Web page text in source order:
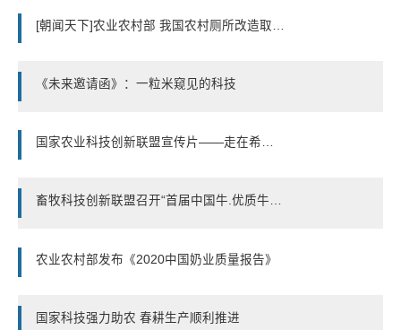
《未来邀请函》：一粒米窥见的科技
国家农业科技创新联盟宣传片——走在希望的田野上
畜牧科技创新联盟召开“首届中国牛.优质牛肉品鉴大会”
农业农村部发布《2020中国奶业质量报告》
国家科技强力助农 春耕生产顺利推进